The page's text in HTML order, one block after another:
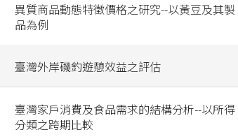
異質商品動態特徵價格之研究--以黃豆及其製
品為例
臺灣外岸磯釣遊憩效益之評估
臺灣家戶消費及食品需求的結構分析--以所得
分類之跨期比較